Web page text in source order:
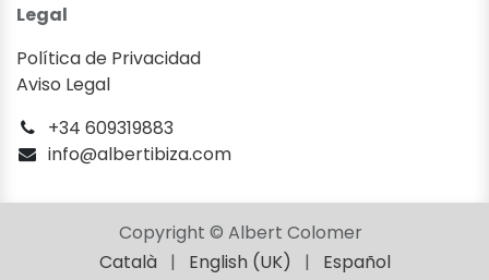
Legal
Política de Privacidad
Aviso Legal
+34 609319883
info@albertibiza.com
Copyright © Albert Colomer
Català
| English (UK) | Español